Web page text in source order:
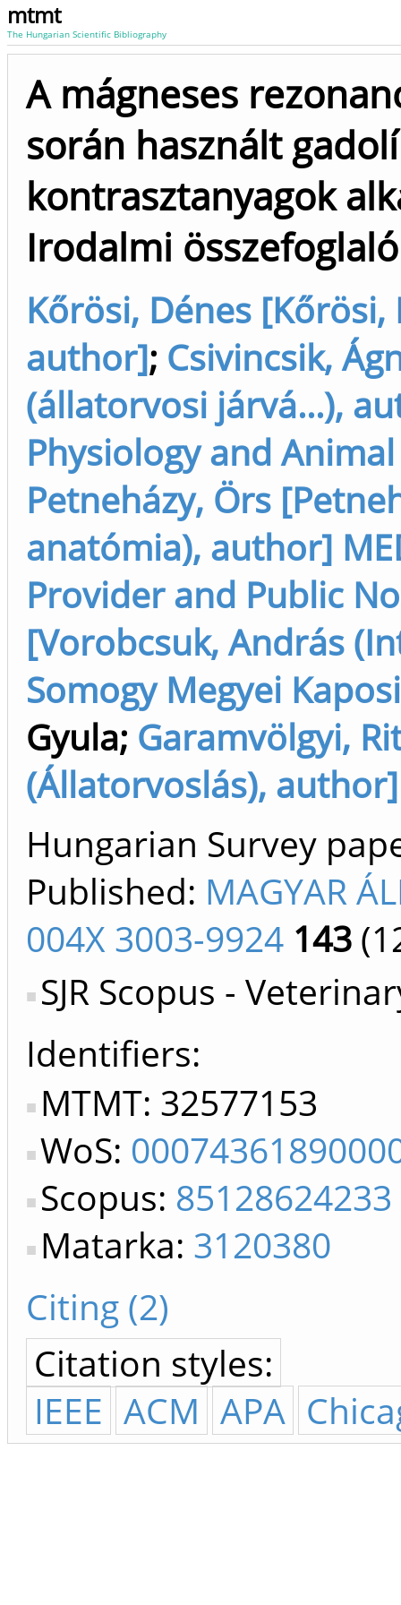
mtmt
The Hungarian Scientific Bibliography
A mágneses
során használt
kontrasztanyagok
Irodalmi összefoglaló
Kőrösi, Dénes [Kőrösi,
author]; Csivincsik,
(állatorvosi járvá...),
Physiology and
Petneházy, Örs
anatómia), author]
Provider and Public
[Vorobcsuk, András
Somogy Megyei
Gyula; Garamvölgyi,
(Állatorvoslás), author]
Hungarian Survey
Published: MAGYAR
004X 3003-9924 143
SJR Scopus -
Identifiers
MTMT: 32577153
WoS:
Scopus: 85128624233
Matarka: 3120380
Citing (2)
Citation styles:
IEEE ACM APA